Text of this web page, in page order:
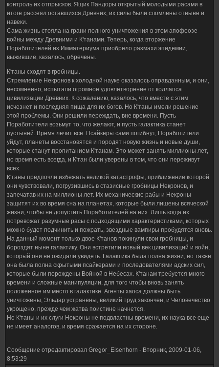
контроль их отпрысков. Ящик Пандоры открытый молодыми расами в
итоге рассеял оставшихся Древних, их силы были сломлены отныне и
навеки.
Сама жизнь стояла на грани полного уничтожения в этом апофеозе
войны между Древними и К'танами. Теперь, когда вторжение
Поработителей из Имматериума приобрело размахи эпидемии,
выжившие, казалось, обречены.
К'таны сходят в гробницы.
Стремление Некронов к холодной науке оказалось оправданным, и они,
несомненно, испытали огромное удовлетворение от коллапса
цивилизации Древних. К сожалению, казалось, что вместе с этим
исчезнет и последняя пища для их богов. Но К'таны имели решение
этой проблемы. Они решили переждать, вне времени. Пусть
Поработители возьмут то, что желают, и пусть галактика станет
пустыней. Время лечит все. Псайкеры сами погибнут, Поработители
уйдут, планеты восстановятся и породят новую жизнь и новые души,
которые станут пропитанием К'танам. Это может занять миллионы лет,
но время есть всегда, и К'тан были уверены в том, что они переживут
всех.
К'таны предпочли избежать великой катастрофы, приближение которой
они чувствовали, погрузившись в стазисные гробницы Некронов, и
запечатав их на миллионы лет. Их механические рабы и Некроны
защитят их во время сна на планетах, которые были лишены всяческой
жизни, чтобы не допустить Поработителей на них. Лишь когда их
потревожат разумные расы с подходящими характеристиками, которых
можно будет подчинить и пожрать, звездные вампиры пробудятся вновь.
На данный момент только двое К'танов покинули свои гробницы, и
бороздят ныне галактику. Они встретили новый век цивилизаций и войн,
который они не ожидали увидеть. Галактика была полна жизни, но также
она была полна скрытыми псайкерами и последователями адских сил,
которые были порождены Войной в Небесах. К'танам требуется много
времени и сложные манипуляции, для того чтобы вновь занять
положенное им место в галактике. Агенты хаоса должны быть
уничтожены, Эльдар устранены, великий труд закончен, и Человечество
укрощено, прежде чем жатва поистине начнется.
Но К'таны и их слуги Некроны не подвластны времени, их наука все еще
не имеет аналогов, и время сражается на их стороне.
Сообщение отредактировал Gregor_Eisenhorn - Вторник, 2009-01-06,
8:53:29